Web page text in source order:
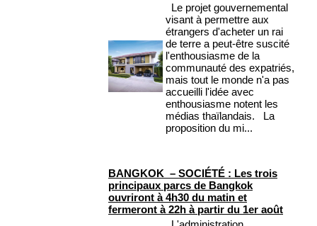
Le projet gouvernemental
visant à permettre aux
étrangers d'acheter un rai
de terre a peut-être suscité
l'enthousiasme de la
communauté des expatriés,
mais tout le monde n'a pas
accueilli l'idée avec
enthousiasme notent les
médias thaïlandais. La
proposition du mi...
BANGKOK – SOCIÉTÉ : Les trois
principaux parcs de Bangkok
ouvriront à 4h30 du matin et
fermeront à 22h à partir du 1er août